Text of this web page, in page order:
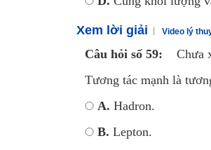
Xem lời giải Video lý
Câu hỏi số 59:
Chưa
Tương tác mạnh là
A. Hadron.
B. Lepton.